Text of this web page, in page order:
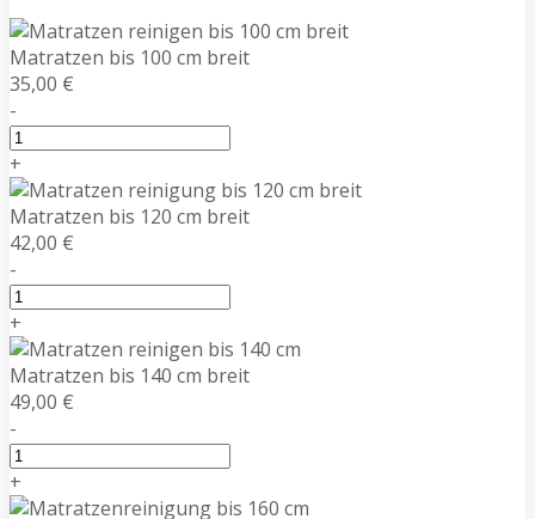
Matratzen bis 100 cm breit
35,00 €
-
+
Matratzen bis 120 cm breit
42,00 €
-
+
Matratzen bis 140 cm breit
49,00 €
-
+